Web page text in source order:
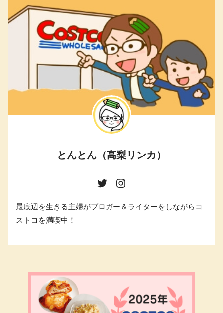
とんとん（高梨リンカ）
最底辺を生きる主婦がブロガー＆ライターをしながらコ
ストコを満喫中！